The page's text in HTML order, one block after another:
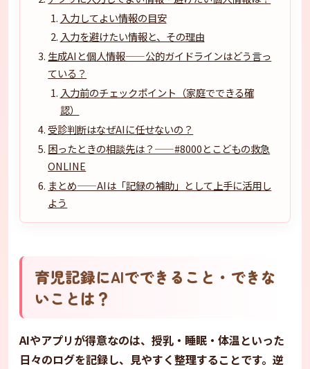
入力してよい情報の目安
入力を避けたい情報と、その理由
生成AIと個人情報——公的ガイドラインはどう言っ
ている？
入力前のチェックポイント（家庭でできる確
認）
受診判断はなぜAIに任せないの？
困ったときの相談先は？——#8000とこどもの救急
ONLINE
まとめ——AIは「記録の補助」として上手に活用し
よう
育児記録にAIでできること・できな
いことは？
AIやアプリが得意なのは、授乳・睡眠・体温といった
日々のログを記録し、見やすく整理することです。逆